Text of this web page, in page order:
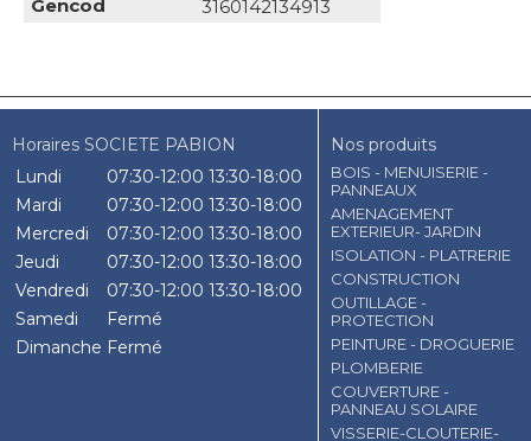
Gencod 3160142134913
Horaires SOCIETE PABION
Lundi
07:30-12:00 13:30-18:00
Mardi
07:30-12:00 13:30-18:00
Mercredi
07:30-12:00 13:30-18:00
Jeudi
07:30-12:00 13:30-18:00
Vendredi
07:30-12:00 13:30-18:00
Samedi
Fermé
Dimanche Fermé
Nos produits
BOIS - MENUISERIE -
PANNEAUX
AMENAGEMENT
EXTERIEUR- JARDIN
ISOLATION - PLATRERIE
CONSTRUCTION
OUTILLAGE -
PROTECTION
PEINTURE - DROGUERIE
PLOMBERIE
COUVERTURE -
PANNEAU SOLAIRE
VISSERIE-CLOUTERIE-